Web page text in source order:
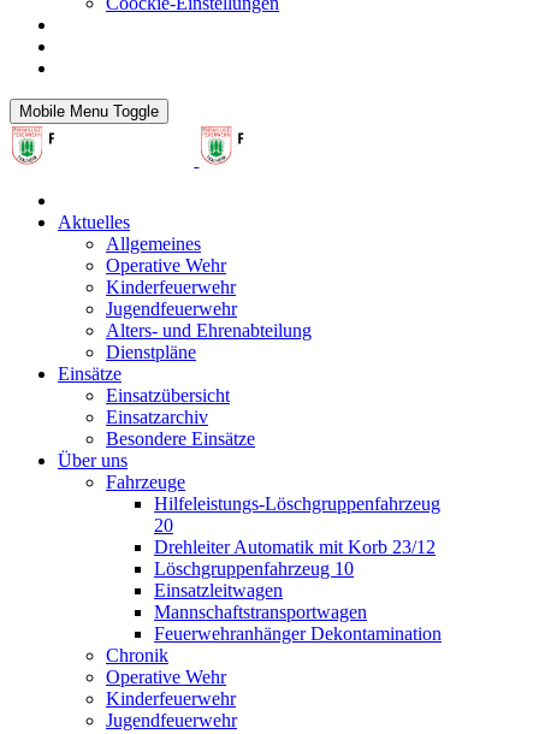
Mobile Menu Toggle
Aktuelles
Allgemeines
Operative Wehr
Kinderfeuerwehr
Jugendfeuerwehr
Alters- und Ehrenabteilung
Dienstpläne
Einsätze
Einsatzübersicht
Einsatzarchiv
Besondere Einsätze
Über uns
Fahrzeuge
Hilfeleistungs-Löschgruppenfahrzeug
20
Drehleiter Automatik mit Korb 23/12
Löschgruppenfahrzeug 10
Einsatzleitwagen
Mannschaftstransportwagen
Feuerwehranhänger Dekontamination
Chronik
Operative Wehr
Kinderfeuerwehr
Jugendfeuerwehr